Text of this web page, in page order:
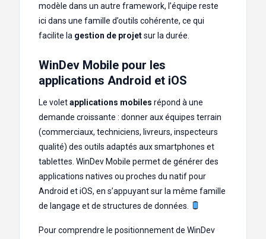
modèle dans un autre framework, l’équipe reste
ici dans une famille d’outils cohérente, ce qui
facilite la gestion de projetsur la durée.
WinDev Mobile pour les
applications Android et iOS
Le voletapplications mobiles répond à une
demande croissante : donner aux équipes terrain
(commerciaux, techniciens, livreurs, inspecteurs
qualité) des outils adaptés aux smartphones et
tablettes. WinDev Mobile permet de générer des
applications natives ou proches du natif pour
Android et iOS, en s’appuyant sur la même famille
de langage et de structures de données.
Pour comprendre le positionnement de WinDev